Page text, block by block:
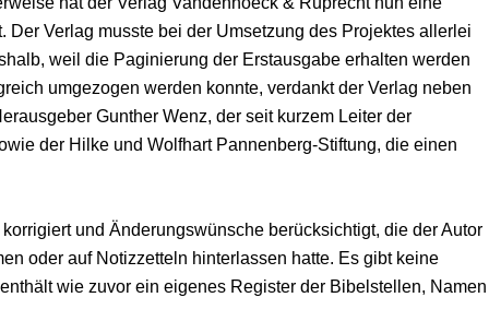
Verlag musste bei der Umsetzung des Projektes allerlei
weil die Paginierung der Erstausgabe erhalten werden
umgezogen werden konnte, verdankt der Verlag neben
Gunther Wenz, der seit kurzem Leiter der
der Hilke und Wolfhart Pannenberg-Stiftung, die einen
und Änderungswünsche berücksichtigt, die der Autor
oder auf Notizzetteln hinterlassen hatte. Es gibt keine
wie zuvor ein eigenes Register der Bibelstellen, Namen